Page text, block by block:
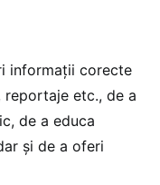
informații corecte
etc., de a
de a educa
și de a oferi